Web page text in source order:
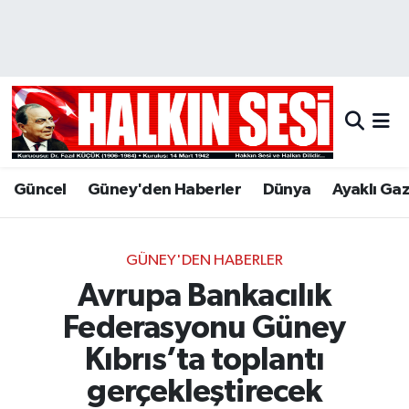
Güncel Güney'den Haberler Dünya Ayaklı
GÜNEY'DEN HABERLER
Avrupa Bankacılık
Federasyonu Güney
Kıbrıs’ta toplantı
gerçekleştirecek
Hava Durumu
Trafik Durumu
Tüm Manşetler
Son Dakika Haberleri
Haber Arşivi